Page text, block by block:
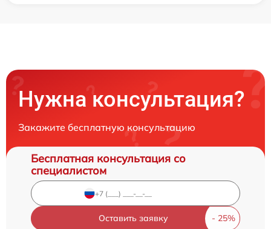
Нужна консультация?
Закажите бесплатную консультацию
Бесплатная консультация со
специалистом
Оставить заявку